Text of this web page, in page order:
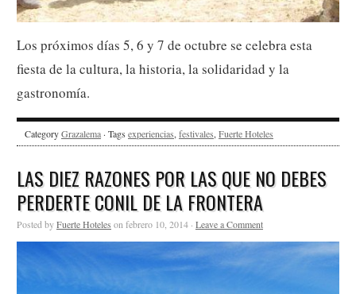
Los próximos días 5, 6 y 7 de octubre se celebra esta
fiesta de la cultura, la historia, la solidaridad y la
gastronomía.
CategoryGrazalema · Tags experiencias,festivales,Fuerte Hoteles
LAS DIEZ RAZONES POR LAS QUE NO DEBES
PERDERTE CONIL DE LA FRONTERA
Posted byFuerte Hoteles on febrero 10, 2014 · Leave a Comment